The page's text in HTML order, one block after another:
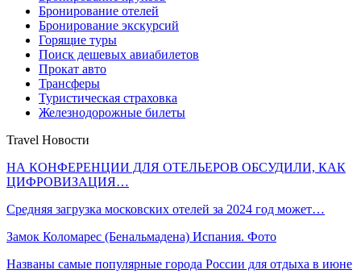
Бронирование отелей
Бронирование экскурсий
Горящие туры
Поиск дешевых авиабилетов
Прокат авто
Трансферы
Туристическая страховка
Железнодорожные билеты
Travel Новости
НА КОНФЕРЕНЦИИ ДЛЯ ОТЕЛЬЕРОВ ОБСУДИЛИ, КАК
ЦИФРОВИЗАЦИЯ…
Средняя загрузка московских отелей за 2024 год может…
Замок Коломарес (Бенальмадена) Испания. Фото
Названы самые популярные города России для отдыха в июне